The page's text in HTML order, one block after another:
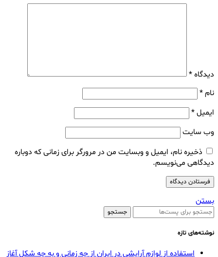
دیدگاه*
نام*
ایمیل*
وب‌ سایت
ذخیره نام، ایمیل و وبسایت من در مرورگر برای زمانی که دوباره
دیدگاهی می‌نویسم.
بستن
جستجو
نوشته‌های تازه
استفاده از لوازم آرایشی در ایران از چه زمانی و به چه شکل آغاز